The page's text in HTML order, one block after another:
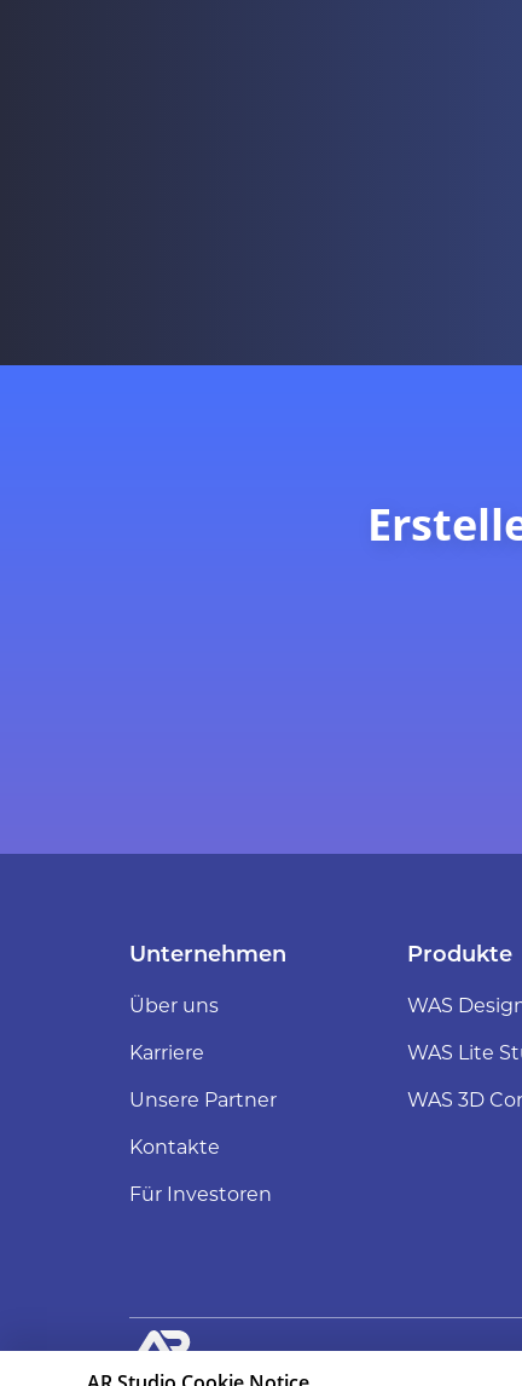
Unternehmen
Über uns
Karriere
Unsere Partner
Kontakte
Für Investoren
Produkte
WAS
WAS Lite
WAS 3D